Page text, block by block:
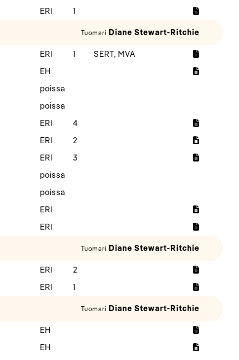
ERI 1
Tuomari Diane Stewart-Ritchie
ERI 1
SERT, MVA
EH
poissa
poissa
ERI
4
ERI
2
ERI
3
poissa
poissa
ERI
ERI
Tuomari Diane Stewart-Ritchie
ERI
2
ERI 1
Tuomari Diane Stewart-Ritchie
EH
EH